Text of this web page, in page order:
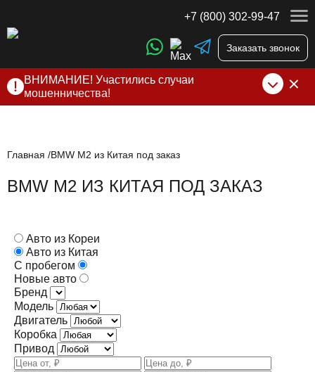
+7 (800) 302-99-47
Заказать звонок
ВНИМАНИЕ! Участились случаи
мошенничества!
нами по официальнымконтактам
Главная BMW M2 из Китая под заказ
BMW M2 ИЗ КИТАЯ ПОД ЗАКАЗ
Авто из Кореи
Авто из Китая
С пробегом
Новые авто
Бренд
Модель
Двигатель
Коробка
Привод